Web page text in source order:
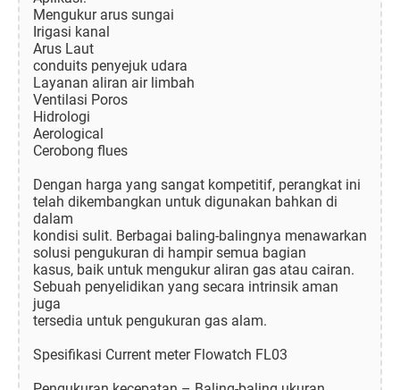
Mengukur arus sungai
Irigasi kanal
Arus Laut
conduits penyejuk udara
Layanan aliran air limbah
Ventilasi Poros
Hidrologi
Aerological
Cerobong flues
Dengan harga yang sangat kompetitif, perangkat ini
telah dikembangkan untuk digunakan bahkan di
dalam
kondisi sulit. Berbagai baling-balingnya menawarkan
solusi pengukuran di hampir semua bagian
kasus, baik untuk mengukur aliran gas atau cairan.
Sebuah penyelidikan yang secara intrinsik aman
juga
tersedia untuk pengukuran gas alam.
Spesifikasi Current meter Flowatch FL03